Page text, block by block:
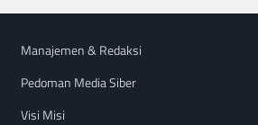
Manajemen & Redaksi
Pedoman Media Siber
Visi Misi